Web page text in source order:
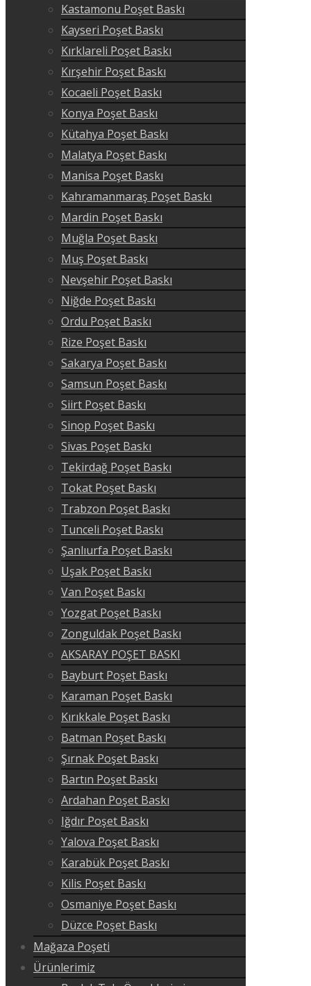
Kastamonu Poşet Baskı
Kayseri Poşet Baskı
Kırklareli Poşet Baskı
Kırşehir Poşet Baskı
Kocaeli Poşet Baskı
Konya Poşet Baskı
Kütahya Poşet Baskı
Malatya Poşet Baskı
Manisa Poşet Baskı
Kahramanmaraş Poşet Baskı
Mardin Poşet Baskı
Muğla Poşet Baskı
Muş Poşet Baskı
Nevşehir Poşet Baskı
Niğde Poşet Baskı
Ordu Poşet Baskı
Rize Poşet Baskı
Sakarya Poşet Baskı
Samsun Poşet Baskı
Siirt Poşet Baskı
Sinop Poşet Baskı
Sivas Poşet Baskı
Tekirdağ Poşet Baskı
Tokat Poşet Baskı
Trabzon Poşet Baskı
Tunceli Poşet Baskı
Şanlıurfa Poşet Baskı
Uşak Poşet Baskı
Van Poşet Baskı
Yozgat Poşet Baskı
Zonguldak Poşet Baskı
AKSARAY POŞET BASKI
Bayburt Poşet Baskı
Karaman Poşet Baskı
Kırıkkale Poşet Baskı
Batman Poşet Baskı
Şırnak Poşet Baskı
Bartın Poşet Baskı
Ardahan Poşet Baskı
Iğdır Poşet Baskı
Yalova Poşet Baskı
Karabük Poşet Baskı
Kilis Poşet Baskı
Osmaniye Poşet Baskı
Düzce Poşet Baskı
Mağaza Poşeti
Ürünlerimiz